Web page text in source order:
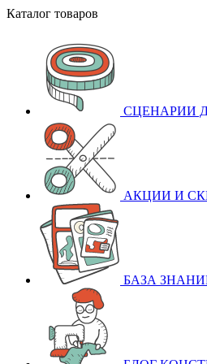
Каталог товаров
СЦЕНАРИИ
АКЦИИ И
БАЗА